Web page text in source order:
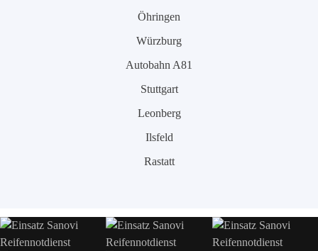
Öhringen
Würzburg
Autobahn A81
Stuttgart
Leonberg
Ilsfeld
Rastatt